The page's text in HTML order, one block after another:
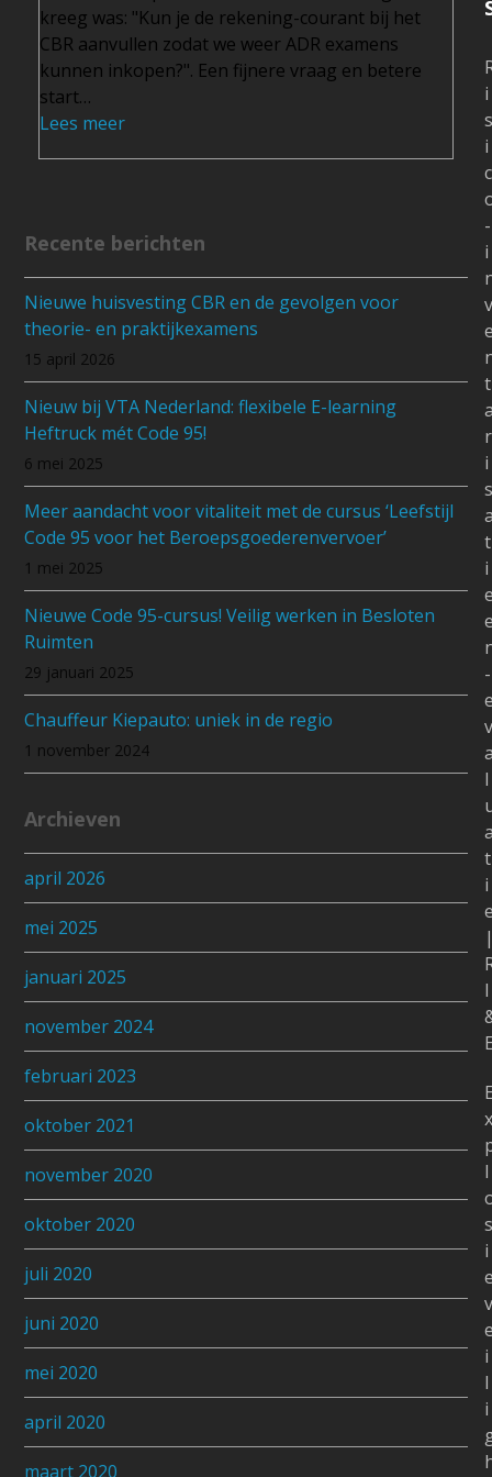
kreeg was: "Kun je de rekening-courant bij het
CBR aanvullen zodat we weer ADR examens
kunnen inkopen?". Een fijnere vraag en betere
start…
Lees meer
Recente berichten
Nieuwe huisvesting CBR en de gevolgen voor
theorie- en praktijkexamens
15 april 2026
Nieuw bij VTA Nederland: flexibele E-learning
Heftruck mét Code 95!
6 mei 2025
Meer aandacht voor vitaliteit met de cursus ‘Leefstijl
Code 95 voor het Beroepsgoederenvervoer’
1 mei 2025
Nieuwe Code 95-cursus! Veilig werken in Besloten
Ruimten
29 januari 2025
Chauffeur Kiepauto: uniek in de regio
1 november 2024
Archieven
april 2026
mei 2025
januari 2025
november 2024
februari 2023
oktober 2021
november 2020
oktober 2020
juli 2020
juni 2020
mei 2020
april 2020
maart 2020
i
s
i
c
-
i
v
t
r
i
s
t
i
-
v
l
t
i
I
x
l
s
i
v
i
l
i